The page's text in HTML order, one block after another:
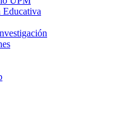
Educativa